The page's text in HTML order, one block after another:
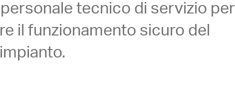
tecnico di servizio per
il funzionamento sicuro del